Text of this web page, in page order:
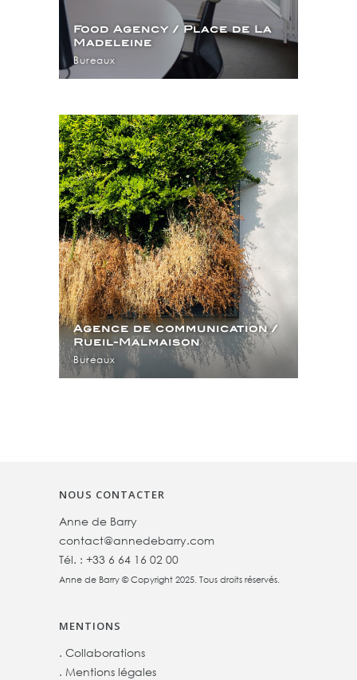
Food Agency / Place de La
Madeleine
Bureaux
Agence de communication /
Rueil-Malmaison
Bureaux
NOUS CONTACTER
Anne de Barry
contact@annedebarry.com
Tél. : +33 6 64 16 02 00
Anne de Barry © Copyright 2025. Tous droits réservés.
MENTIONS
. Collaborations
. Mentions légales